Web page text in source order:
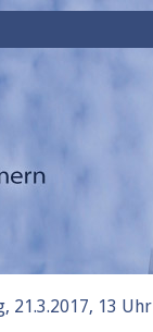
21.3.2017, 13 Uhr